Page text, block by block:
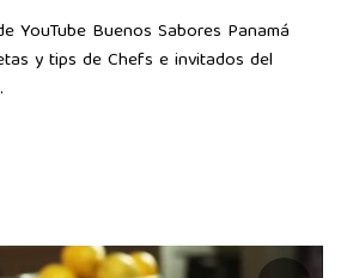
YouTube Buenos Sabores Panamá
y tips de Chefs e invitados del